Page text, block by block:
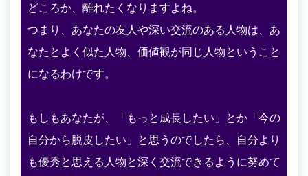
どころか、離れたくなりますよね。
つまり、あなたの友人や深い交流のある人物は、あ
なたとよく似た人物、価値観が同じ人物ということ
になるわけです。
もしもあなたが、「もっと成長したい」とか「今の
自分から脱皮したい」と思うのでしたら、自分より
も優秀と思える人物と深く交流できるように努めて